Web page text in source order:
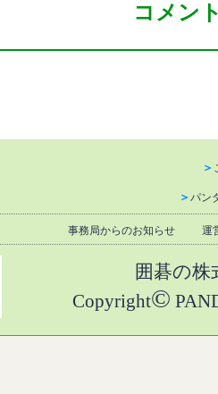
コメン
＞
＞ パン
事務局からのお知らせ 運
囲碁の
Copyright©